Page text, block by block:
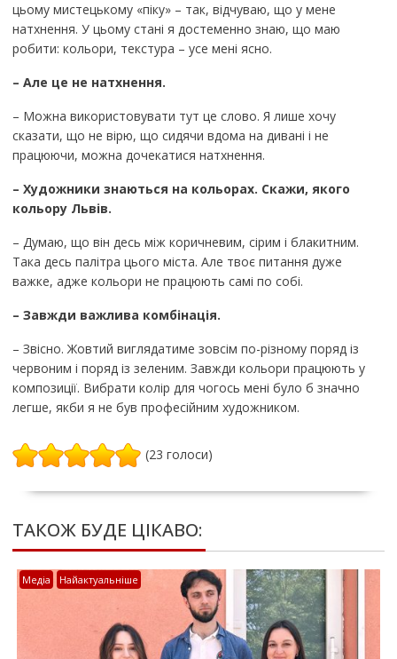
цьому мистецькому «піку» – так, відчуваю, що у мене
натхнення. У цьому стані я достеменно знаю, що маю
робити: кольори, текстура – усе мені ясно.
– Але це не натхнення.
– Можна використовувати тут це слово. Я лише хочу
сказати, що не вірю, що сидячи вдома на дивані і не
працюючи, можна дочекатися натхнення.
– Художники знаються на кольорах. Скажи, якого
кольору Львів.
– Думаю, що він десь між коричневим, сірим і блакитним.
Така десь палітра цього міста. Але твоє питання дуже
важке, адже кольори не працюють самі по собі.
– Завжди важлива комбінація.
– Звісно. Жовтий виглядатиме зовсім по-різному поряд із
червоним і поряд із зеленим. Завжди кольори працюють у
композиції. Вибрати колір для чогось мені було б значно
легше, якби я не був професійним художником.
(23 голоси)
ТАКОЖ БУДЕ ЦІКАВО:
Медіа Найактуальніше